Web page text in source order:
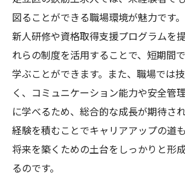
キャリアアップのための行動
未経験から鉄筋工として足立区で
く方法
初歩からの技術習得
キャリアパスの設計方法
鉄筋工としての市場価値を高
資格取得の重要性とその手段
長期的な視点でのキャリア形
図ることができる職場環境が魅力です
新人研修や資格取得支援プログラムを
れらの制度を活用することで、短期間
学ぶことができます。また、職場では
く、コミュニケーション能力や安全管
に学べるため、総合的な成長が期待さ
経験を積むことでキャリアアップの道
将来を築くための土台をしっかりと形
るのです。